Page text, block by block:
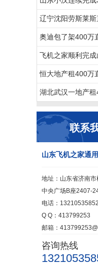
辽宁沈阳劳斯莱
奥迪包了架400万
联系
山东飞机之家通
地址：山东省济南
中央广场B座2407-
电话：
Q Q：413799253
邮箱：
咨询热线